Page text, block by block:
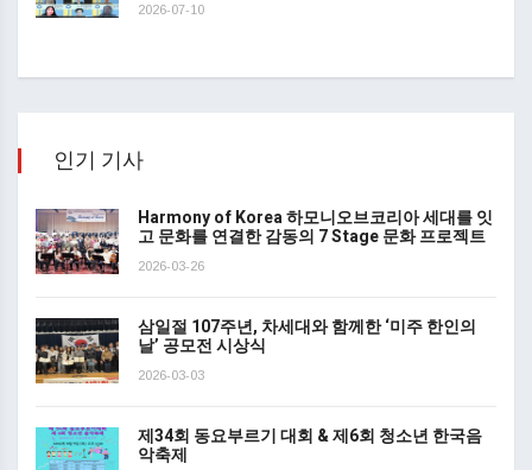
2026-07-10
인기 기사
Harmony of Korea 하모니오브코리아 세대를 잇
고 문화를 연결한 감동의 7 Stage 문화 프로젝트
2026-03-26
삼일절 107주년, 차세대와 함께한 ‘미주 한인의
날’ 공모전 시상식
2026-03-03
제34회 동요부르기 대회 & 제6회 청소년 한국음
악축제